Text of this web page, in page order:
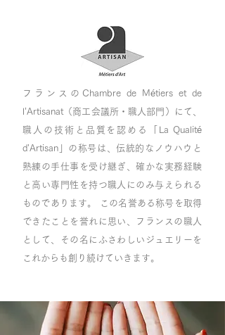
フランスのChambre de Métiers et de
l’Artisanat（商工会議所・職人部門）にて、
職人の技術と品質を認める「La Qualité
d'Artisan」の称号は、伝統的なノウハウと
熟練の手仕事を受け継ぎ、確かな実務経験
と高い専門性を持つ職人にのみ与えられる
ものであります。 この名誉ある称号を取得
できたことを誉れに思い、フランスの職人
として、その名にふさわしいジュエリーを
これからも創り続けていきます。